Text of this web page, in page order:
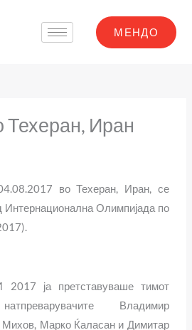
МЕНДО
Иран
во Техеран, Иран, се
Интернационална Олимпијада по
ја претставуваше тимот
Владимир
Марко Ќаласан и Димитар